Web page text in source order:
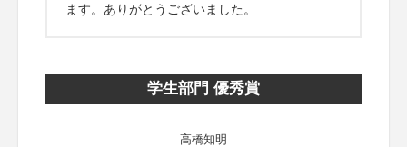
ます。ありがとうございました。
学生部門 優秀賞
高橋知明